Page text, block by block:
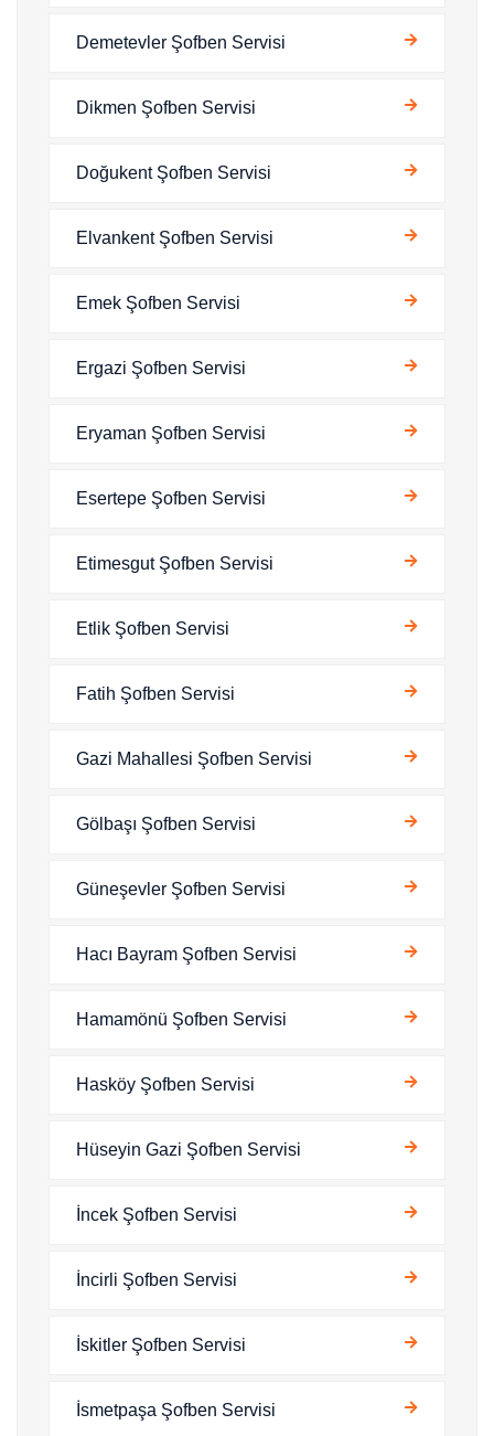
Demetevler Şofben Servisi
Dikmen Şofben Servisi
Doğukent Şofben Servisi
Elvankent Şofben Servisi
Emek Şofben Servisi
Ergazi Şofben Servisi
Eryaman Şofben Servisi
Esertepe Şofben Servisi
Etimesgut Şofben Servisi
Etlik Şofben Servisi
Fatih Şofben Servisi
Gazi Mahallesi Şofben Servisi
Gölbaşı Şofben Servisi
Güneşevler Şofben Servisi
Hacı Bayram Şofben Servisi
Hamamönü Şofben Servisi
Hasköy Şofben Servisi
Hüseyin Gazi Şofben Servisi
İncek Şofben Servisi
İncirli Şofben Servisi
İskitler Şofben Servisi
İsmetpaşa Şofben Servisi